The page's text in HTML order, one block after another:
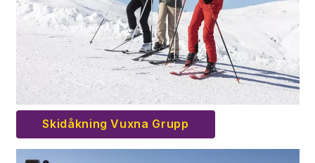
Skidåkning Vuxna Grupp